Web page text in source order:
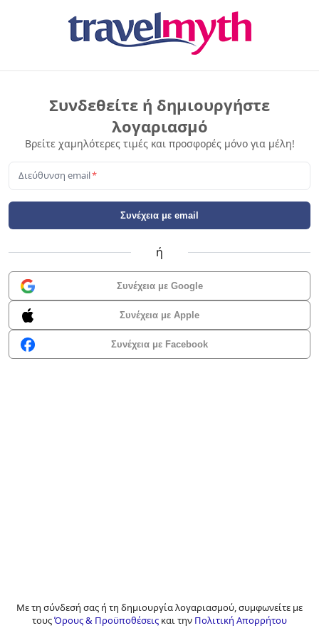
Συνδεθείτε ή δημιουργήστε
λογαριασμό
Βρείτε χαμηλότερες τιμές και προσφορές μόνο για μέλη!
Διεύθυνση email*
Συνέχεια με email
ή
Συνέχεια με Google
Συνέχεια με Apple
Συνέχεια με Facebook
Με τη σύνδεσή σας ή τη δημιουργία λογαριασμού, συμφωνείτε με
τουςΌρους & Προϋποθέσεις και την Πολιτική Απορρήτου